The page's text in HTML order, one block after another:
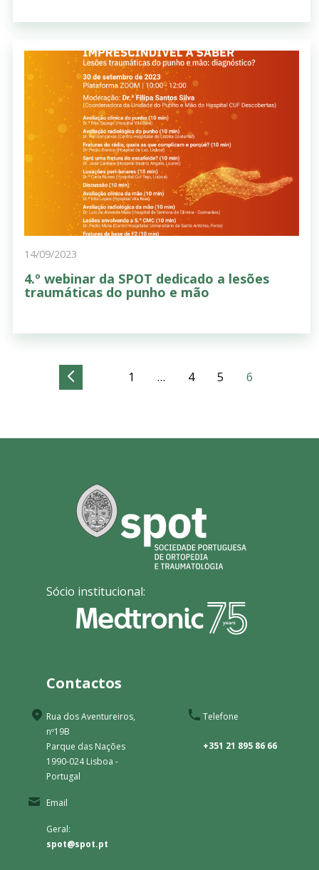
14/09/2023
4.º webinar da SPOT dedicado a lesões
traumáticas do punho e mão
1 … 4 5 6
Sócio institucional:
Contactos
Rua dos Aventureiros,
nº19B
Parque das Nações
1990-024 Lisboa -
Portugal
Telefone
+351 21 895 86 66
Email
Geral:
spot@spot.pt